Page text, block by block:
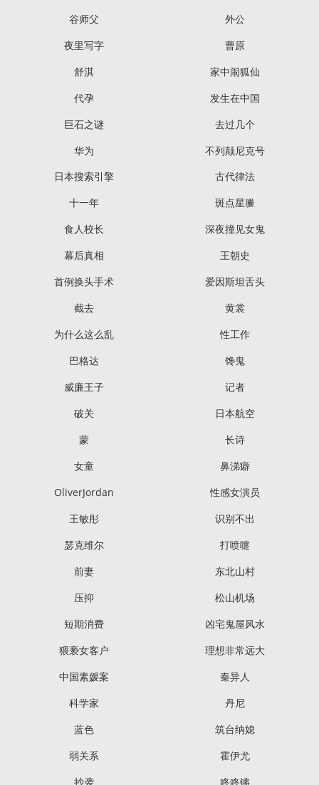
谷师父
外公
夜里写字
曹原
舒淇
家中闹狐仙
代孕
发生在中国
巨石之谜
去过几个
华为
不列颠尼克号
日本搜索引擎
古代律法
十一年
斑点星䲢
食人校长
深夜撞见女鬼
幕后真相
王朝史
首例换头手术
爱因斯坦舌头
截去
黄裳
为什么这么乱
性工作
巴格达
馋鬼
威廉王子
记者
破关
日本航空
蒙
长诗
女童
鼻涕癖
OliverJordan
性感女演员
王敏彤
识别不出
瑟克维尔
打喷嚏
前妻
东北山村
压抑
松山机场
短期消费
凶宅鬼屋风水
猥亵女客户
理想非常远大
中国素媛案
秦异人
科学家
丹尼
蓝色
筑台纳媳
弱关系
霍伊尤
抄袭
咚咚锵